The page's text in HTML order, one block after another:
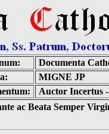
Documenta
MIGNE JP
Auctor Incertus
ac Beata Semper